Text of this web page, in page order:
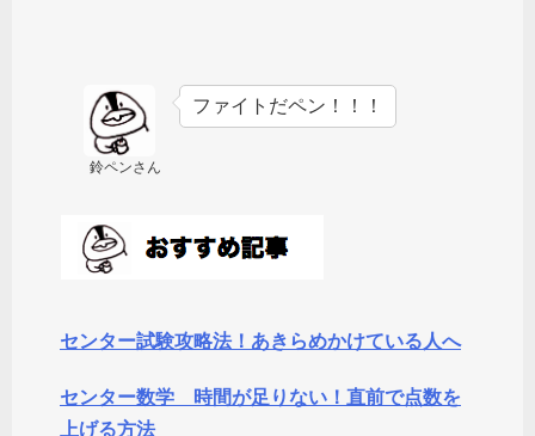
鈴ペンさん
ファイトだペン！！！
センター試験攻略法！あきらめかけている人へ
センター数学 時間が足りない！直前で点数を
上げる方法